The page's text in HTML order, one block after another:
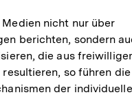
nicht nur über
berichten, sondern
die aus
so führen
der